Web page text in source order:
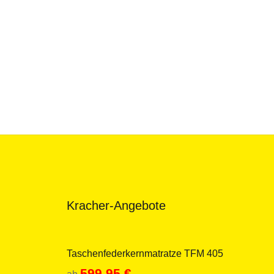
Kracher-Angebote
Taschenfederkernmatratze TFM 405